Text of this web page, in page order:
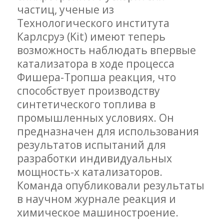
частиц, ученые из
Технологического института
Карлсруэ (Kit) имеют теперь
возможность наблюдать впервые
катализатора в ходе процесса
Фишера-Тропша реакция, что
способствует производству
синтетического топлива в
промышленных условиях. Он
предназначен для использования
результатов испытаний для
разработки индивидуальных
мощность-х катализаторов.
Команда опубликовали результаты
в научном журнале реакция и
химическое машиностроение.